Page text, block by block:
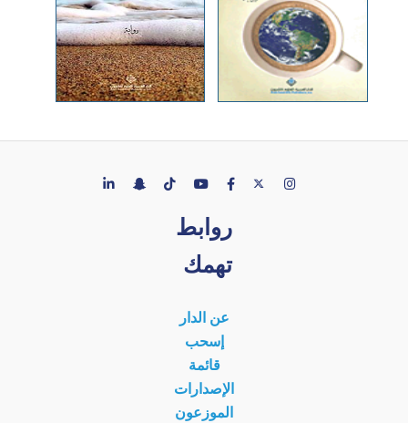
روابط
تهمك
عن الدار
إسحب
قائمة
الإصدارات
الموزعون